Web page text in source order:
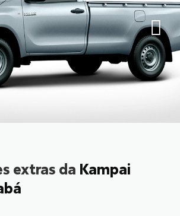
extras da Kampai